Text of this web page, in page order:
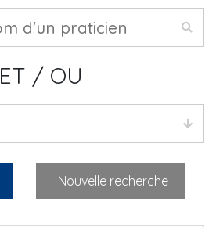
ET / OU
Nouvelle recherche